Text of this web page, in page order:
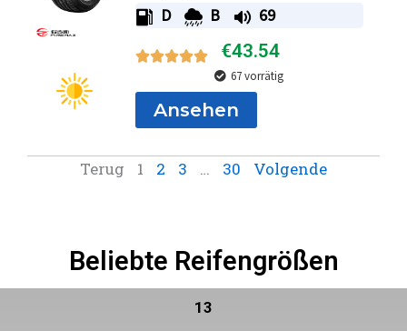
D B 69
€43.54
67 vorrätig
Ansehen
Terug 1 2 3 … 30 Volgende
Beliebte Reifengrößen
13